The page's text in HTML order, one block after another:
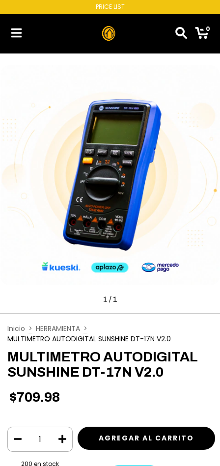
PRICE LIST
0
1 / 1
Inicio > HERRAMIENTA >
MULTIMETRO AUTODIGITAL SUNSHINE DT-17N V2.0
MULTIMETRO AUTODIGITAL
SUNSHINE DT-17N V2.0
$709.98
200 en stock